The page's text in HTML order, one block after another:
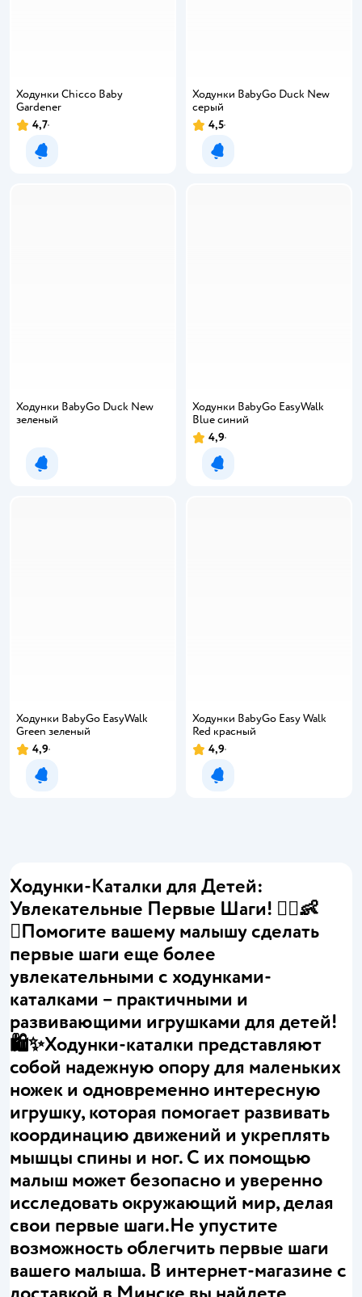
Ходунки Chicco Baby
Gardener
4,7
Уведомить о появлении
Ходунки BabyGo Duck New
серый
4,5
Уведомить о появлении
Ходунки BabyGo Duck New
зеленый
Уведомить о появлении
Ходунки BabyGo EasyWalk
Blue синий
4,9
Уведомить о появлении
Ходунки BabyGo EasyWalk
Green зеленый
4,9
Уведомить о появлении
Ходунки BabyGo Easy Walk
Red красный
4,9
Уведомить о появлении
Ходунки-Каталки для Детей:
Увлекательные Первые Шаги! 🚶‍♂️👶
✨Помогите вашему малышу сделать
первые шаги еще более
увлекательными с ходунками-
каталками – практичными и
развивающими игрушками для детей!
🛍️✨Ходунки-каталки представляют
собой надежную опору для маленьких
ножек и одновременно интересную
игрушку, которая помогает развивать
координацию движений и укреплять
мышцы спины и ног. С их помощью
малыш может безопасно и уверенно
исследовать окружающий мир, делая
свои первые шаги.Не упустите
возможность облегчить первые шаги
вашего малыша. В интернет-магазине с